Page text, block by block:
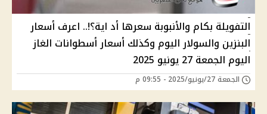
التفويلة بكام والأنبوبة سعرها أد اية؟!.. اعرف أسعار
البنزين والسولار اليوم وكذلك أسعار أسطوانات الغاز
اليوم الجمعة 27 يونيو 2025
الجمعة 27/يونيو/2025 - 09:55 م